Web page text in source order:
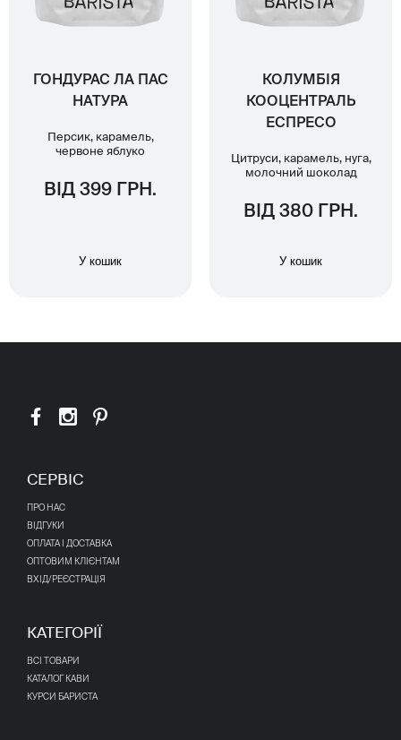
ГОНДУРАС ЛА ПАС
НАТУРА
Персик, карамель,
червоне яблуко
ВІД 399 ГРН.
У кошик
КОЛУМБІЯ
КООЦЕНТРАЛЬ
ЕСПРЕСО
Цитруси, карамель, нуга,
молочний шоколад
ВІД 380 ГРН.
У кошик
СЕРВІС
ПРО НАС
ВІДГУКИ
ОПЛАТА І ДОСТАВКА
ОПТОВИМ КЛІЄНТАМ
ВХІД/РЕЄСТРАЦІЯ
КАТЕГОРІЇ
ВСІ ТОВАРИ
КАТАЛОГ КАВИ
КУРСИ БАРИСТА